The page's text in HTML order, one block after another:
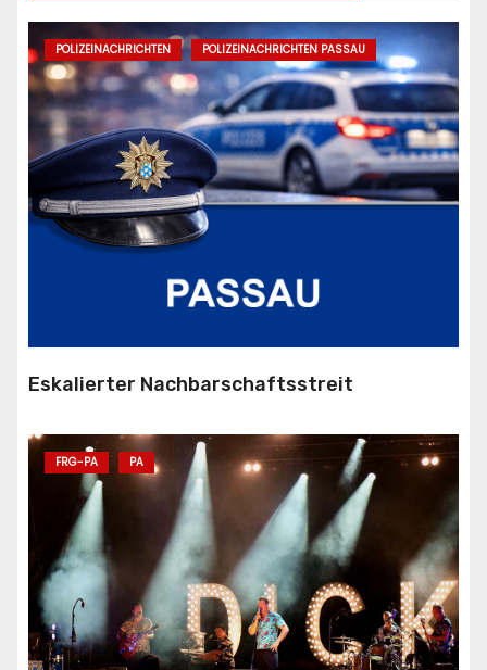
POLIZEINACHRICHTEN POLIZEINACHRICHTEN PASSAU
Eskalierter Nachbarschaftsstreit
FRG-PA PA